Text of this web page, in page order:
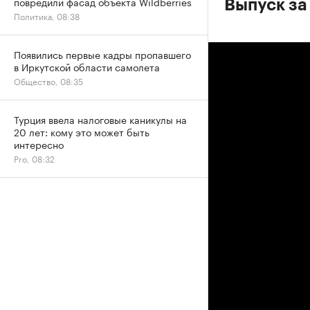
Выпуск
Политика, 08:38
Появились первые кадры пропавшего
в Иркутской области самолета
Общество, 08:35
Турция ввела налоговые каникулы на
20 лет: кому это может быть
интересно
Pro, 08:32